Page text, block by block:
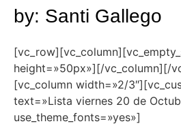
by: Santi Gallego
height=»50px»][/vc_column][/
[vc_column width=»2/
text=»Lista viernes 20 de
use_theme_fonts=»yes»]